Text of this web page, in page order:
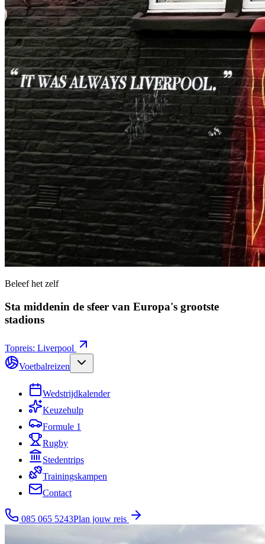
Beleef het zelf
Sta middenin de sfeer van Europa's grootste
stadions
Topreis: Liverpool
Voetbalreizen
Wedstrijdkalender
Keuzehulp
Formule 1
Rugby
Stedentrips
Trainingskampen
Contact
085 065 5243Plan jouw reis